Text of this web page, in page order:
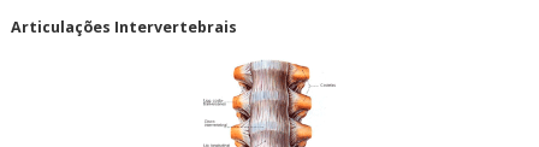
Articulações Intervertebrais